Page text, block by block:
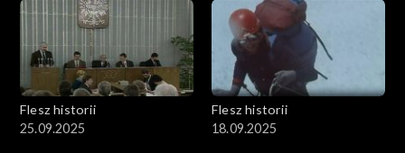
Flesz historii
25.09.2025
Flesz historii
18.09.2025